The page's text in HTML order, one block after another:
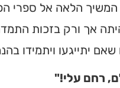
המשיך הלאה אל ספרי
אך ורק בזכות
שאם יתייגעו
רחם עלי!"